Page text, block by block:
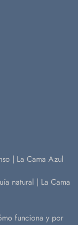
| La Cama Azul
natural | La Cama
funciona y por